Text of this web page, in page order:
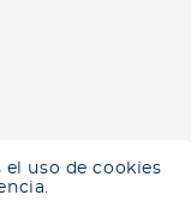
uso de cookies